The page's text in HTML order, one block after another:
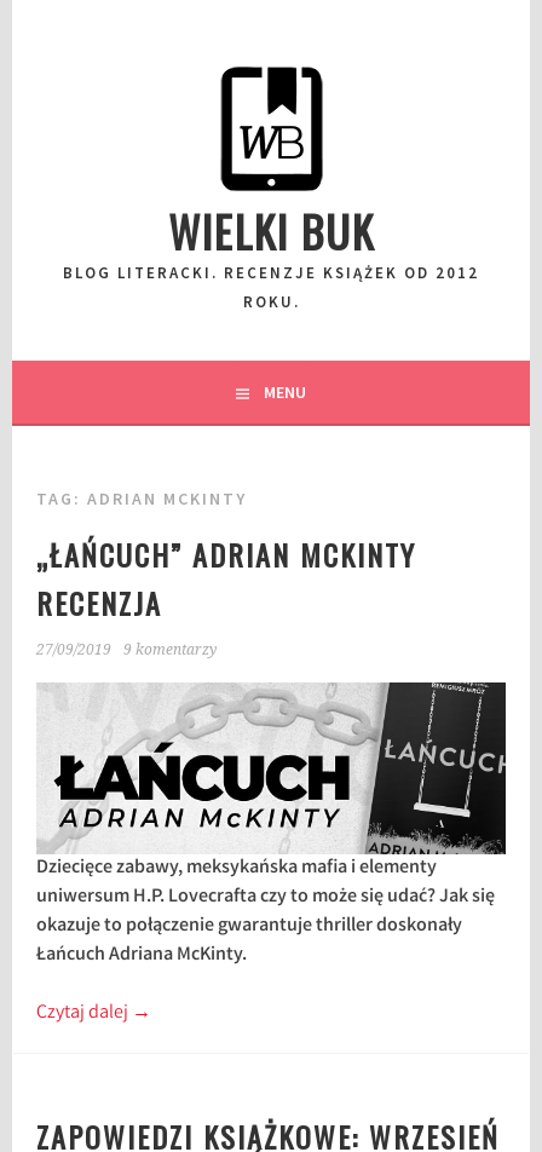
WIELKI BUK
BLOG LITERACKI. RECENZJE KSIĄŻEK OD 2012
ROKU.
MENU
TAG:ADRIAN MCKINTY
„ŁAŃCUCH” ADRIAN MCKINTY
RECENZJA
27/09/2019 9 komentarzy
Dziecięce zabawy, meksykańska mafia i elementy
uniwersum H.P. Lovecrafta czy to może się udać? Jak się
okazuje to połączenie gwarantuje thriller doskonały
Łańcuch Adriana McKinty.
Czytaj dalej →
ZAPOWIEDZI KSIĄŻKOWE: WRZESIEŃ